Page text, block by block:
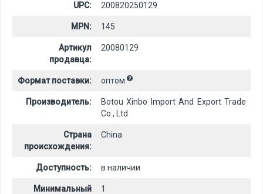
UPC: 200820250129
MPN: 145
Артикул
продавца:
20080129
Формат поставки: оптом
Производитель:
Botou Xinbo Import And Export Trade
Co., Ltd
Страна
происхождения:
China
Доступность: в наличии
Минимальный
1